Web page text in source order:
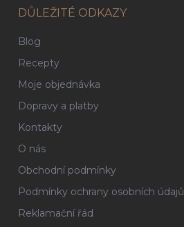
DŮLEŽITÉ ODKAZY
Blog
Recepty
Moje objednávka
Dopravy a platby
Kontakty
O nás
Obchodní podmínky
Podmínky ochrany osobních údajů
Reklamační řád